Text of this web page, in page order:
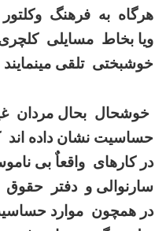
هرگاه به فرهنگ
خوشبختی تلقی
خوشحال بحال مردان
حساسیت نشان داده
در کارهای واقعاٌ بی
سارنوالی و دفتر حقوق
در همچون موارد